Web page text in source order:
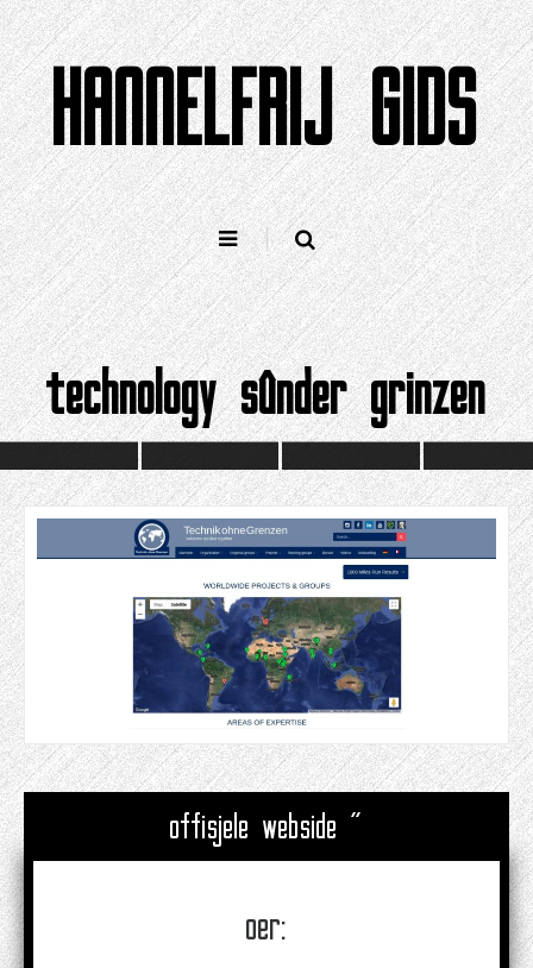
Gean
nei
ynhâld HANNELFRIJ GIDS
technology sûnder grinzen
offisjele webside "
oer: